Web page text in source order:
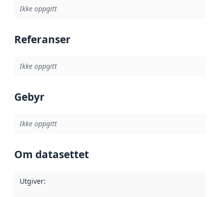
Ikke oppgitt
Referanser
Ikke oppgitt
Gebyr
Ikke oppgitt
Om datasettet
Utgiver: